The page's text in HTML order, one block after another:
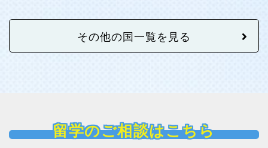
その他の国一覧を見る
留学のご相談はこちら